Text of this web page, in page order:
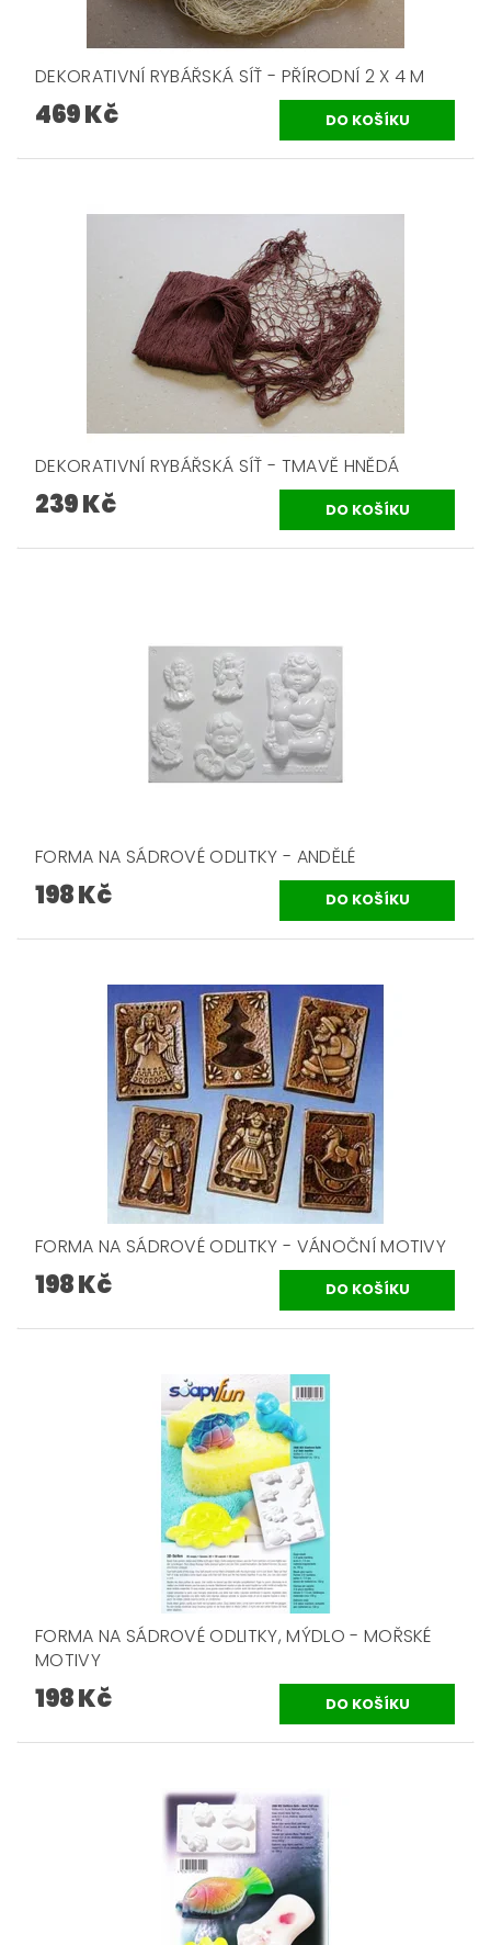
DEKORATIVNÍ RYBÁŘSKÁ SÍŤ - PŘÍRODNÍ 2 X 4 M
469 Kč
DEKORATIVNÍ RYBÁŘSKÁ SÍŤ - TMAVĚ HNĚDÁ
239 Kč
FORMA NA SÁDROVÉ ODLITKY - ANDĚLÉ
198 Kč
FORMA NA SÁDROVÉ ODLITKY - VÁNOČNÍ MOTIVY
198 Kč
FORMA NA SÁDROVÉ ODLITKY, MÝDLO - MOŘSKÉ
MOTIVY
198 Kč